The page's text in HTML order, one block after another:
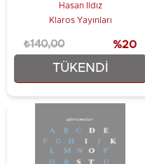
TÜKENDI
Hasan Ildız
Klaros Yayınları
₺112,00
₺140,00 %20